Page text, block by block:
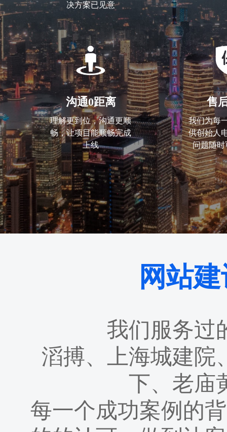
决方案已见意
沟通0距离
理解更到位，沟通更顺
畅，让项目能顺畅完成
上线
售
我们为每
供创始人
问题随时
网站
我们服务过
滔搏、上海城建院
下、老庙
每一个成功案例的